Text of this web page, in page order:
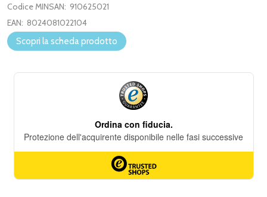
Codice MINSAN: 910625021
EAN: 8024081022104
Scopri la scheda prodotto